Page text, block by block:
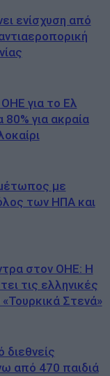
ενίσχυση από
για το Ελ
80% για ακραία
με
των ΗΠΑ και
στον ΟΗΕ: Η
τις ελληνικές
Στενά»
διεθνείς
από 470 παιδιά